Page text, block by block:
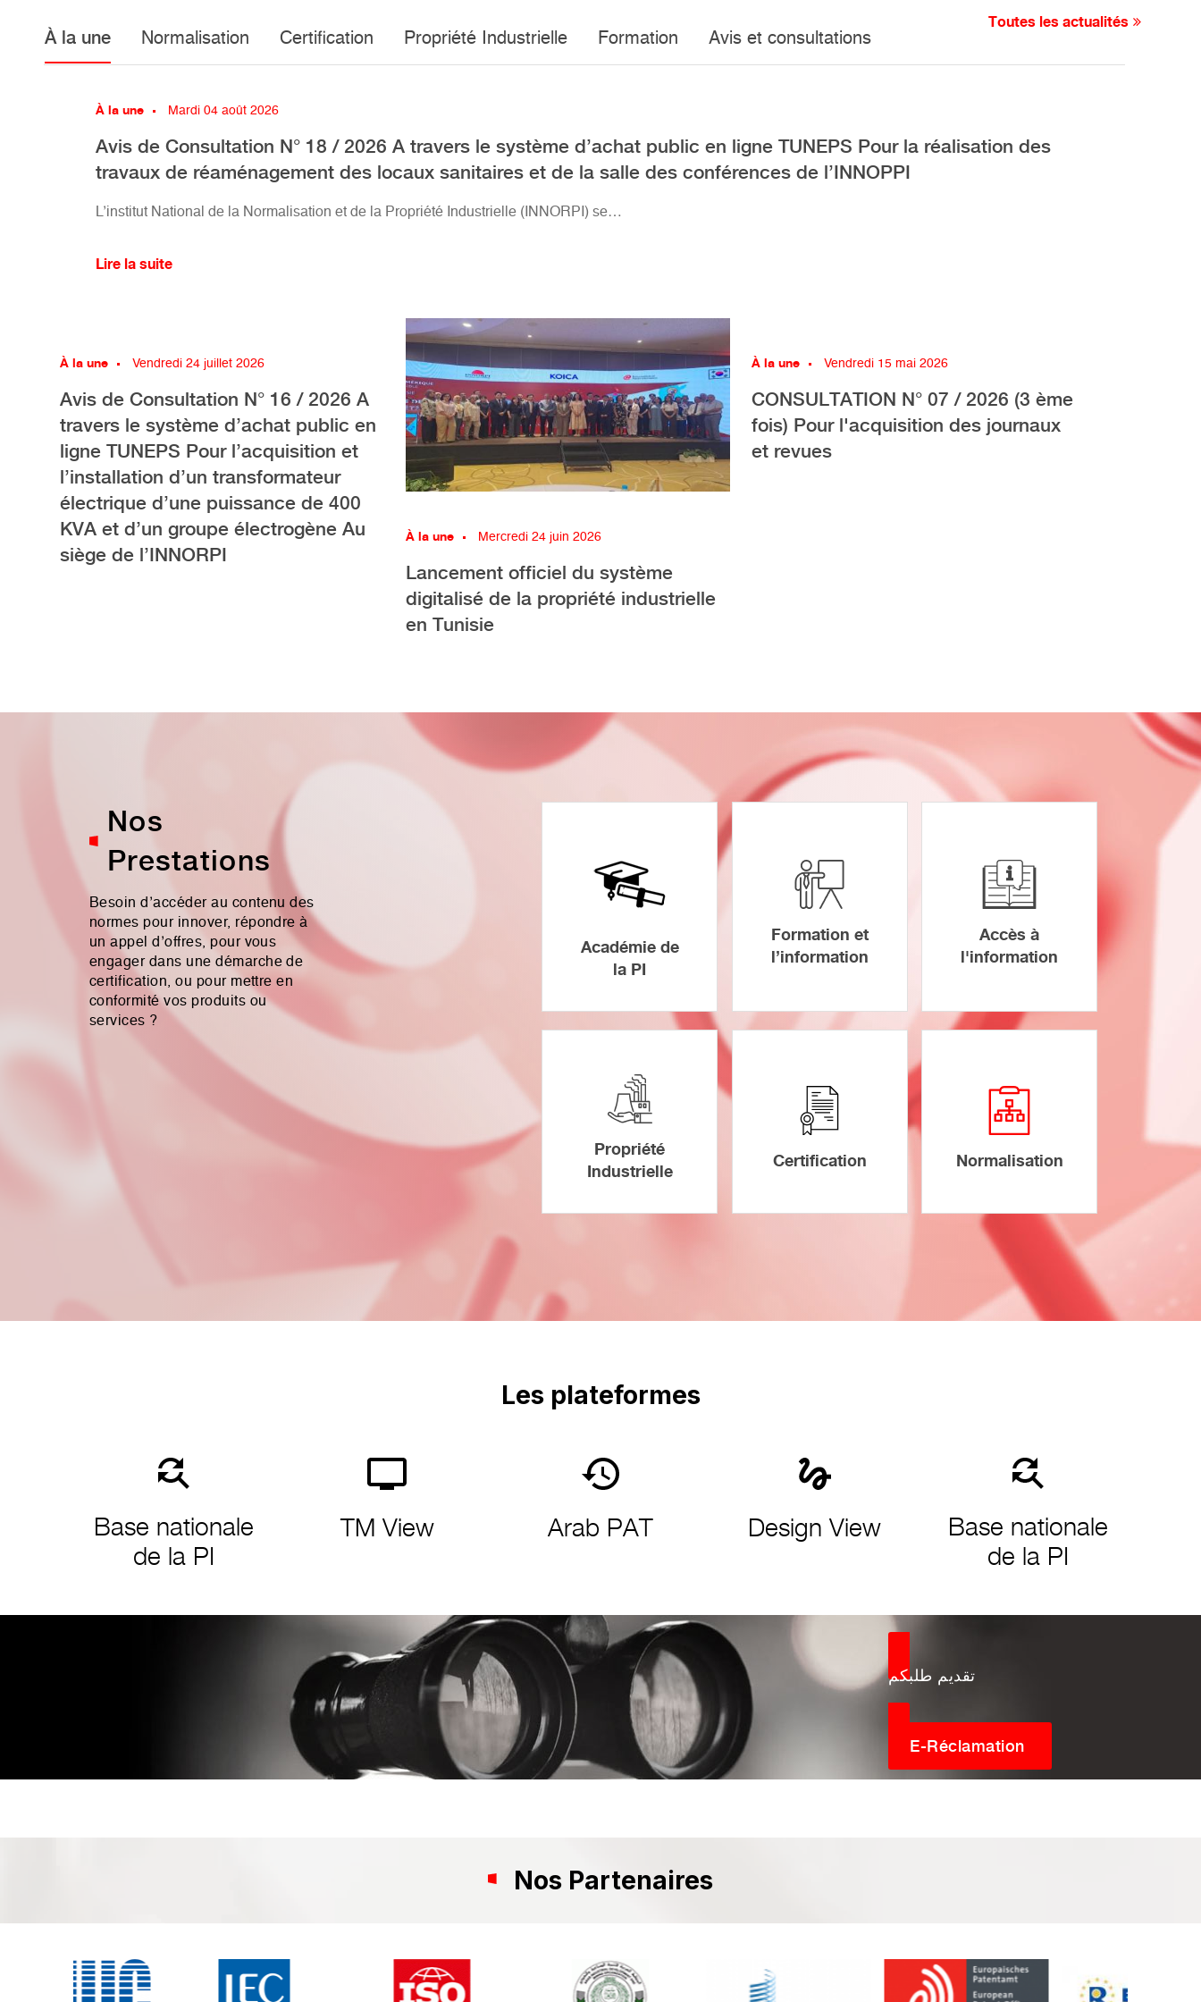
Toutes les actualités
À la une Normalisation Certification Propriété Industrielle Formation Avis et consultations
À la une Mardi 04 août 2026
Avis de Consultation N° 18 / 2026 A travers le système d’achat public en ligne TUNEPS Pour la réalisation des
travaux de réaménagement des locaux sanitaires et de la salle des conférences de l’INNOPPI
L’institut National de la Normalisation et de la Propriété Industrielle (INNORPI) se…
Lire la suite
À la une Vendredi 24 juillet 2026
Avis de Consultation N° 16 / 2026 A
travers le système d’achat public en
ligne TUNEPS Pour l’acquisition et
l’installation d’un transformateur
électrique d’une puissance de 400
KVA et d’un groupe électrogène Au
siège de l’INNORPI
À la une Mercredi 24 juin 2026
Lancement officiel du système
digitalisé de la propriété industrielle
en Tunisie
À la une Vendredi 15 mai 2026
CONSULTATION N° 07 / 2026 (3 ème
fois) Pour l'acquisition des journaux
et revues
Nos
Prestations
Besoin d’accéder au contenu des
normes pour innover, répondre à
un appel d’offres, pour vous
engager dans une démarche de
certification, ou pour mettre en
conformité vos produits ou
services ?
Académie de
la PI
Formation et
l’information
Accès à
l'information
Propriété
Industrielle
Certification Normalisation
Les plateformes
Base nationale
de la PI
TM View Arab PAT Design View
Base nationale
de la PI
تقديم طلبكم
E-Réclamation
Nos Partenaires